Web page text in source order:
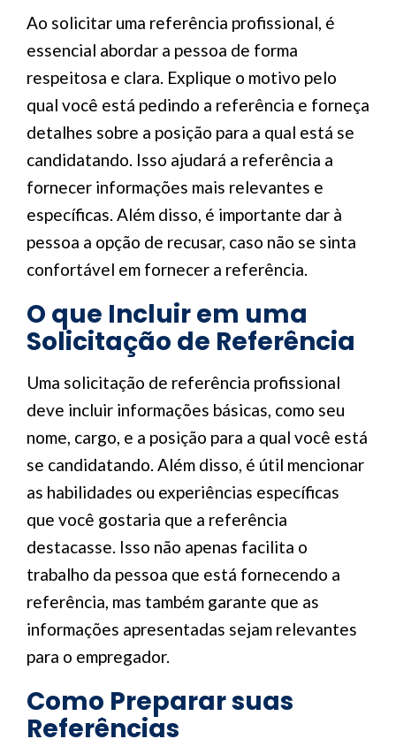
Ao solicitar uma referência profissional, é
essencial abordar a pessoa de forma
respeitosa e clara. Explique o motivo pelo
qual você está pedindo a referência e forneça
detalhes sobre a posição para a qual está se
candidatando. Isso ajudará a referência a
fornecer informações mais relevantes e
específicas. Além disso, é importante dar à
pessoa a opção de recusar, caso não se sinta
confortável em fornecer a referência.
O que Incluir em uma
Solicitação de Referência
Uma solicitação de referência profissional
deve incluir informações básicas, como seu
nome, cargo, e a posição para a qual você está
se candidatando. Além disso, é útil mencionar
as habilidades ou experiências específicas
que você gostaria que a referência
destacasse. Isso não apenas facilita o
trabalho da pessoa que está fornecendo a
referência, mas também garante que as
informações apresentadas sejam relevantes
para o empregador.
Como Preparar suas
Referências